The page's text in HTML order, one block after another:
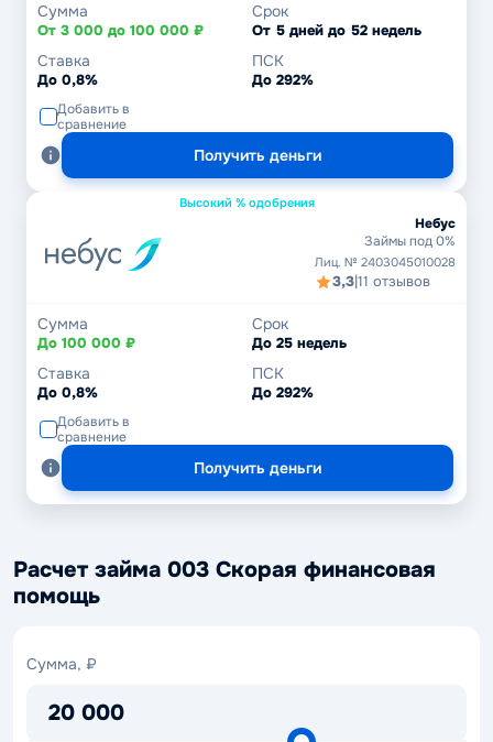
Сумма
От 3 000 до 100 000 ₽
Срок
От 5 дней до 52 недель
Ставка
До 0,8%
ПСК
До 292%
Добавить в
сравнение
Получить деньги
Высокий % одобрения
Небус
Займы под 0%
Лиц. № 2403045010028
3,3|11 отзывов
Сумма
До 100 000 ₽
Срок
До 25 недель
Ставка
До 0,8%
ПСК
До 292%
Добавить в
сравнение
Получить деньги
Расчет займа 003 Скорая финансовая
помощь
Сумма, ₽
20 000
Сумма,